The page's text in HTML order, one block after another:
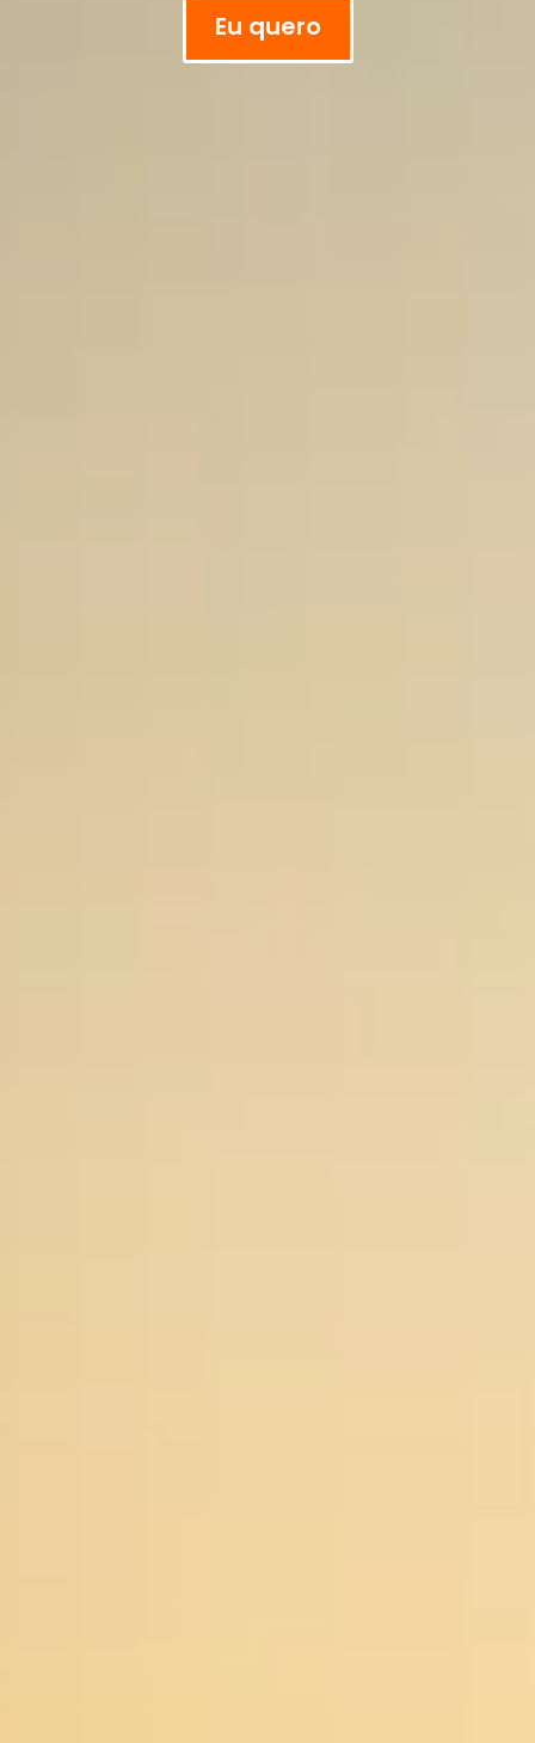
Eu quero